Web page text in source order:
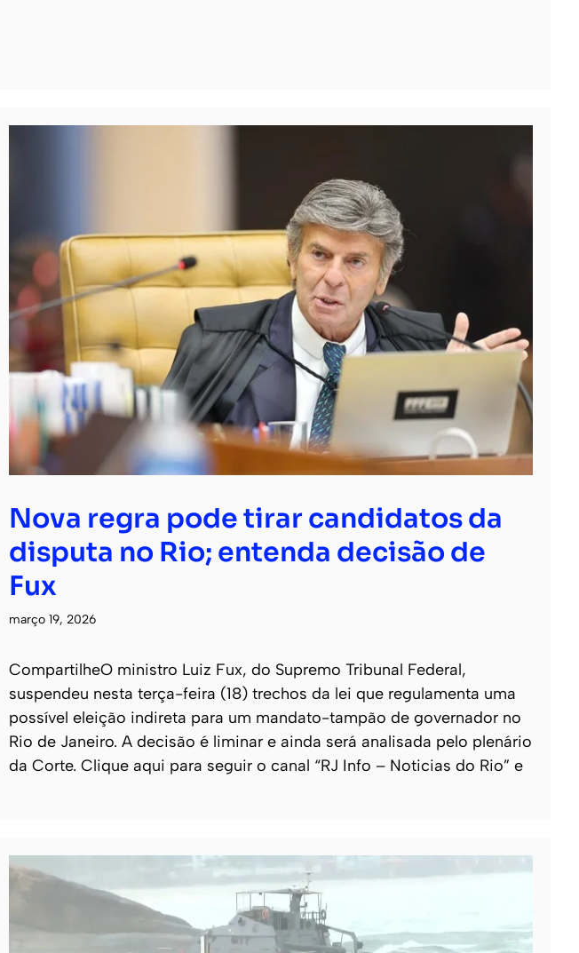
Nova regra pode tirar candidatos da
disputa no Rio; entenda decisão de
Fux
março 19, 2026
CompartilheO ministro Luiz Fux, do Supremo Tribunal Federal,
suspendeu nesta terça-feira (18) trechos da lei que regulamenta uma
possível eleição indireta para um mandato-tampão de governador no
Rio de Janeiro. A decisão é liminar e ainda será analisada pelo plenário
da Corte. Clique aqui para seguir o canal “RJ Info – Noticias do Rio” e